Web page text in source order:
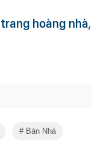
hoàng
Bán Nhà